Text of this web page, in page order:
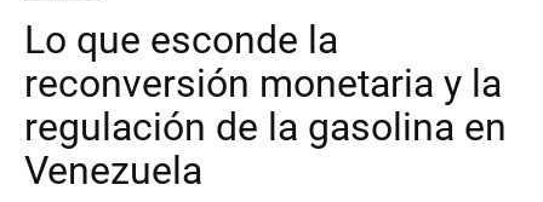
Lo que esconde la
reconversión monetaria y la
regulación de la gasolina en
Venezuela